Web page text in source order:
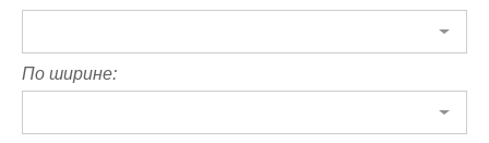
По ширине: